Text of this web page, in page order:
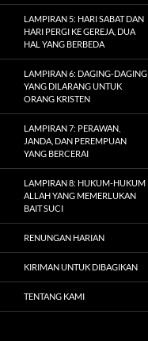
LAMPIRAN 5: HARI SABAT DAN
HARI PERGI KE GEREJA, DUA
HAL YANG BERBEDA
LAMPIRAN 6: DAGING-DAGING
YANG DILARANG UNTUK
ORANG KRISTEN
LAMPIRAN 7: PERAWAN,
JANDA, DAN PEREMPUAN
YANG BERCERAI
LAMPIRAN 8: HUKUM-HUKUM
ALLAH YANG MEMERLUKAN
BAIT SUCI
RENUNGAN HARIAN
KIRIMAN UNTUK DIBAGIKAN
TENTANG KAMI